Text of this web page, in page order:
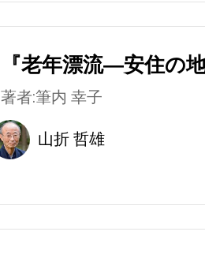
『老年漂流―安住の
著者:筆内 幸子
山折 哲雄